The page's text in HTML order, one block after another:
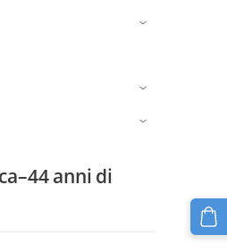
›
›
›
anni di